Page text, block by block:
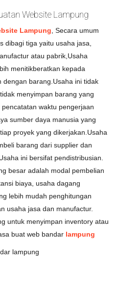
Website Lampung
Lampung , Secara umum
dibagi tiga yaitu usaha jasa,
atau pabrik,Usaha
menitikberatkan kepada
dengan barang.Usaha ini tidak
menyimpan barang yang
waktu pengerjaan
sumber daya manusia yang
proyek yang dikerjakan.Usaha
barang dari supplier dan
ini bersifat pendistribusian.
besar adalah modal pembelian
biaya, usaha dagang
lebih mudah penghitungan
usaha jasa dan manufactur.
untuk menyimpan inventory atau
buat web bandar lampung